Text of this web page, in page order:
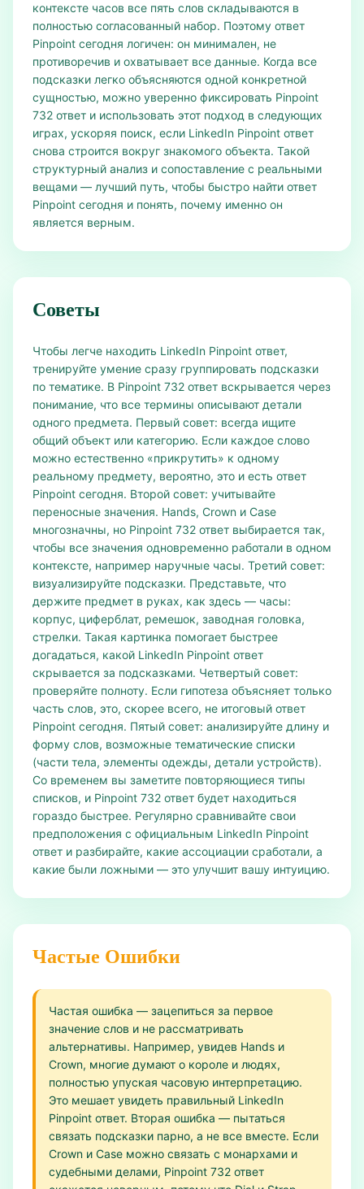
контексте часов все пять слов складываются в
полностью согласованный набор. Поэтому ответ
Pinpoint сегодня логичен: он минимален, не
противоречив и охватывает все данные. Когда все
подсказки легко объясняются одной конкретной
сущностью, можно уверенно фиксировать Pinpoint
732 ответ и использовать этот подход в следующих
играх, ускоряя поиск, если LinkedIn Pinpoint ответ
снова строится вокруг знакомого объекта. Такой
структурный анализ и сопоставление с реальными
вещами — лучший путь, чтобы быстро найти ответ
Pinpoint сегодня и понять, почему именно он
является верным.
Советы
Чтобы легче находить LinkedIn Pinpoint ответ,
тренируйте умение сразу группировать подсказки
по тематике. В Pinpoint 732 ответ вскрывается через
понимание, что все термины описывают детали
одного предмета. Первый совет: всегда ищите
общий объект или категорию. Если каждое слово
можно естественно «прикрутить» к одному
реальному предмету, вероятно, это и есть ответ
Pinpoint сегодня. Второй совет: учитывайте
переносные значения. Hands, Crown и Case
многозначны, но Pinpoint 732 ответ выбирается так,
чтобы все значения одновременно работали в одном
контексте, например наручные часы. Третий совет:
визуализируйте подсказки. Представьте, что
держите предмет в руках, как здесь — часы:
корпус, циферблат, ремешок, заводная головка,
стрелки. Такая картинка помогает быстрее
догадаться, какой LinkedIn Pinpoint ответ
скрывается за подсказками. Четвертый совет:
проверяйте полноту. Если гипотеза объясняет только
часть слов, это, скорее всего, не итоговый ответ
Pinpoint сегодня. Пятый совет: анализируйте длину и
форму слов, возможные тематические списки
(части тела, элементы одежды, детали устройств).
Со временем вы заметите повторяющиеся типы
списков, и Pinpoint 732 ответ будет находиться
гораздо быстрее. Регулярно сравнивайте свои
предположения с официальным LinkedIn Pinpoint
ответ и разбирайте, какие ассоциации сработали, а
какие были ложными — это улучшит вашу интуицию.
Частые Ошибки
Частая ошибка — зацепиться за первое
значение слов и не рассматривать
альтернативы. Например, увидев Hands и
Crown, многие думают о короле и людях,
полностью упуская часовую интерпретацию.
Это мешает увидеть правильный LinkedIn
Pinpoint ответ. Вторая ошибка — пытаться
связать подсказки парно, а не все вместе. Если
Crown и Case можно связать с монархами и
судебными делами, Pinpoint 732 ответ